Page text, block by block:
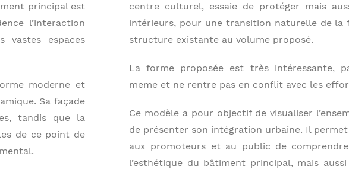
principal est
l’interaction
vastes espaces
moderne et
Sa façade
tandis que la
de ce point de
centre culturel, essaie de protéger mais
intérieurs, pour une transition naturelle de la
structure existante au volume proposé.
La forme proposée est très intéressante,
meme et ne rentre pas en conflit avec les
Ce modèle a pour objectif de visualiser
de présenter son intégration urbaine. Il
aux promoteurs et au public de
l’esthétique du bâtiment principal, mais